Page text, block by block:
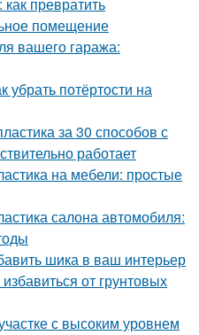
превратить
помещение
вашего гаража:
убрать потёртости на
за 30 способов с
работает
на мебели: простые
салона автомобиля:
шика в ваш интерьер
от грунтовых
с высоким уровнем